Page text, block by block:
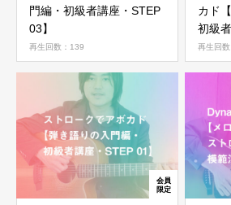
門編・初級者講座・STEP
03】
再生回数：139
カド
初級
再生回
会員ではない方は会員登録し
新規会員登録